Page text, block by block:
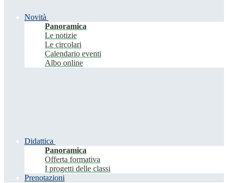
Novità
Panoramica
Le notizie
Le circolari
Calendario eventi
Albo online
Didattica
Panoramica
Offerta formativa
I progetti delle classi
Prenotazioni